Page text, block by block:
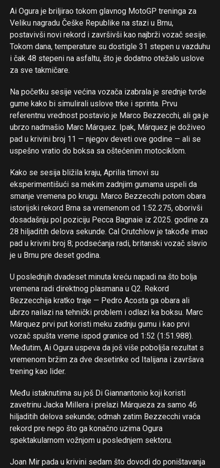
Ai Ogura je briljirao tokom glavnog MotoGP treninga za
Veliku nagradu Češke Republike na stazi u Brnu,
postavivši novi rekord i završivši kao najbrži vozač sesije.
Tokom dana, temperature su dostigle 31 stepen u vazduhu
i čak 48 stepeni na asfaltu, što je dodatno otežalo uslove
za sve takmičare.
Na početku sesije većina vozača izabrala je srednje tvrde
gume kako bi simulirali uslove trke i sprinta. Prvu
referentnu vrednost postavio je Marco Bezzecchi, ali ga je
ubrzo nadmašio Marc Márquez. Ipak, Márquez je doživeo
pad u krivini broj 11 — njegov deveti ove godine — ali se
uspešno vratio do boksa sa oštećenim motociklom.
Kako se sesija bližila kraju, Aprilia timovi su
eksperimentišući sa mekim zadnjim gumama uspeli da
smanje vremena po krugu. Marco Bezzecchi potom obara
istorijski rekord Brna sa vremenom od 1:52.275, oborivši
dosadašnju pol poziciju Pecca Bagnaie iz 2025. godine za
28 hiljaditih delova sekunde. Cal Crutchlow je takođe imao
pad u krivini broj 8; podsećanja radi, britanski vozač slavio
je u Brnu pre deset godina.
U poslednjih dvadeset minuta kreću napadi na što bolja
vremena radi direktnog plasmana u Q2. Rekord
Bezzecchija kratko traje — Pedro Acosta ga obara ali
ubrzo nailazi na tehnički problem i odlazi ka boksu. Marc
Márquez prvi put koristi meku zadnju gumu i kao prvi
vozač spušta vreme ispod granice od 1:52 (1:51.988).
Međutim, Ai Ogura uspeva da još više poboljša rezultat s
vremenom bržim za dve desetinke od Italijana i završava
trening kao lider.
Među istaknutima su još Di Giannantonio koji koristi
zavetrinu Jacka Millera i prelazi Márqueza za samo 46
hiljaditih delova sekunde; odmah zatim Bezzecchi vraća
rekord pre nego što ga konačno uzima Ogura
spektakularnom vožnjom u poslednjem sektoru.
Joan Mir pada u krivini sedam što dovodi do poništavanja